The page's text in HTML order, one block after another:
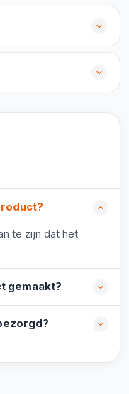
te zijn dat het
gemaakt?